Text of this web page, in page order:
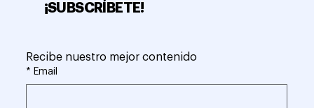
¡SUBSCRÍBETE!
Recibe nuestro mejor contenido
* Email